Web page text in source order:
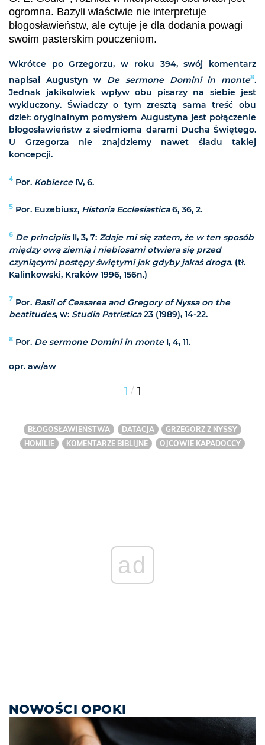
ogromna. Bazyli właściwie nie interpretuje
błogosławieństw, ale cytuje je dla dodania powagi
swoim pasterskim pouczeniom.
Wkrótce po Grzegorzu, w roku 394, swój komentarz
napisał Augustyn w De sermone Domini in monte8.
Jednak jakikolwiek wpływ obu pisarzy na siebie jest
wykluczony. Świadczy o tym zresztą sama treść obu
dzieł: oryginalnym pomysłem Augustyna jest połączenie
błogosławieństw z siedmioma darami Ducha Świętego.
U Grzegorza nie znajdziemy nawet śladu takiej
koncepcji.
4 Por. Kobierce IV, 6.
5 Por. Euzebiusz, Historia Ecclesiastica6, 36, 2.
6 De principiisII, 3, 7: Zdaje mi się zatem, że w ten sposób
między ową ziemią i niebiosami otwiera się przed
czyniącymi postępy świętymi jak gdyby jakaś droga.(tł.
Kalinkowski, Kraków 1996, 156n.)
7 Por. Basil of Ceasarea and Gregory of Nyssa on the
beatitudes, w: Studia Patristica23 (1989), 14-22.
8 Por. De sermone Domini in monteI, 4, 11.
opr. aw/aw
1 / 1
BŁOGOSŁAWIEŃSTWA DATACJA
GRZEGORZ Z NYSSY
HOMILIE
KOMENTARZE BIBLIJNE OJCOWIE KAPADOCCY
ad
NOWOŚCI OPOKI